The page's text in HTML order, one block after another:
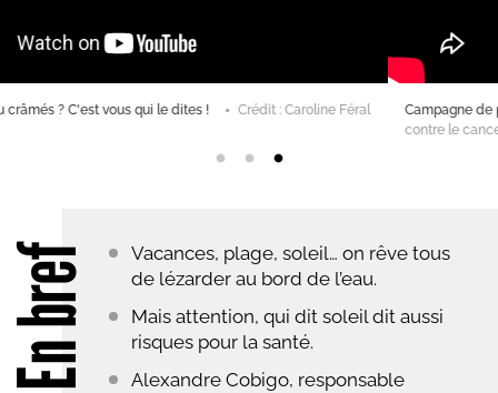
bref
Vacances, plage, soleil… on rêve tous
de lézarder au bord de l’eau.
Mais attention, qui dit soleil dit aussi
risques pour la santé.
Alexandre Cobigo, responsable
Campagne de prévention "On n'est pas des saucisses !"
Crédit : Ligue